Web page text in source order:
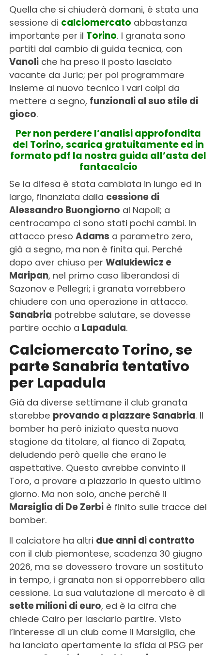
Quella che si chiuderà domani, è stata una
sessione di calciomercato abbastanza
importante per il Torino. I granata sono
partiti dal cambio di guida tecnica, con
Vanoliche ha preso il posto lasciato
vacante da Juric; per poi programmare
insieme al nuovo tecnico i vari colpi da
mettere a segno, funzionali al suo stile di
gioco.
Per non perdere l’analisi approfondita
del Torino, scarica gratuitamente ed in
formato pdf la nostra guida all’asta del
fantacalcio
Se la difesa è stata cambiata in lungo ed in
largo, finanziata dalla cessione di
Alessandro Buongiorno al Napoli; a
centrocampo ci sono stati pochi cambi. In
attacco preso Adams a parametro zero,
già a segno, ma non è finita qui. Perché
dopo aver chiuso per Walukiewicz e
Maripan, nel primo caso liberandosi di
Sazonov e Pellegri; i granata vorrebbero
chiudere con una operazione in attacco.
Sanabria potrebbe salutare, se dovesse
partire occhio a Lapadula.
Calciomercato Torino, se
parte Sanabria tentativo
per Lapadula
Già da diverse settimane il club granata
starebbe provando a piazzare Sanabria. Il
bomber ha però iniziato questa nuova
stagione da titolare, al fianco di Zapata,
deludendo però quelle che erano le
aspettative. Questo avrebbe convinto il
Toro, a provare a piazzarlo in questo ultimo
giorno. Ma non solo, anche perché il
Marsiglia di De Zerbiè finito sulle tracce del
bomber.
Il calciatore ha altri due anni di contratto
con il club piemontese, scadenza 30 giugno
2026, ma se dovessero trovare un sostituto
in tempo, i granata non si opporrebbero alla
cessione. La sua valutazione di mercato è di
sette milioni di euro, ed è la cifra che
chiede Cairo per lasciarlo partire. Visto
l’interesse di un club come il Marsiglia, che
ha lanciato apertamente la sfida al PSG per